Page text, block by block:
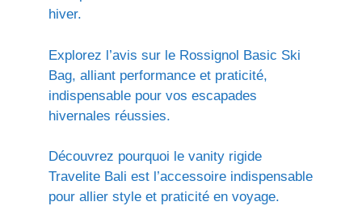
hiver.
Explorez l’avis sur le Rossignol Basic Ski
Bag, alliant performance et praticité,
indispensable pour vos escapades
hivernales réussies.
Découvrez pourquoi le vanity rigide
Travelite Bali est l’accessoire indispensable
pour allier style et praticité en voyage.